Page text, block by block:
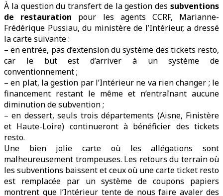
À la question du transfert de la gestion des subventions
de restauration pour les agents CCRF, Marianne-
Frédérique Pussiau, du ministère de l’Intérieur, a dressé
la carte suivante :
– en entrée, pas d’extension du système des tickets resto,
car le but est d’arriver à un système de
conventionnement ;
– en plat, la gestion par l’Intérieur ne va rien changer ; le
financement restant le même et n’entraînant aucune
diminution de subvention ;
– en dessert, seuls trois départements (Aisne, Finistère
et Haute-Loire) continueront à bénéficier des tickets
resto.
Une bien jolie carte où les allégations sont
malheureusement trompeuses. Les retours du terrain où
les subventions baissent et ceux où une carte ticket resto
est remplacée par un système de coupons papiers
montrent que l’Intérieur tente de nous faire avaler des